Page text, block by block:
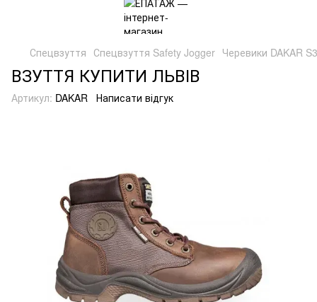
Спецвзуття Спецвзуття Safety Jogger Черевики DAKAR
ВЗУТТЯ КУПИТИ ЛЬВІВ
Артикул: DAKAR Написати відгук